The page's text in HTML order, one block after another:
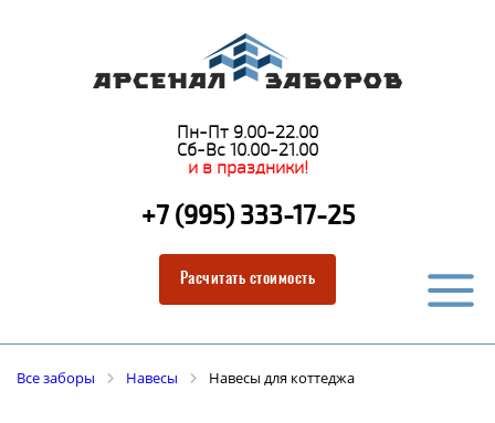
Пн-Пт 9.00-22.00
Сб-Вс 10.00-21.00
и в праздники!
+7 (995) 333-17-25
Расчитать стоимость
Все заборы Навесы Навесы для коттеджа